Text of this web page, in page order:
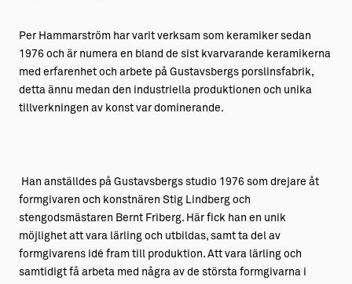
Per Hammarström har varit verksam som keramiker sedan
1976 och är numera en bland de sist kvarvarande keramikerna
med erfarenhet och arbete på Gustavsbergs porslinsfabrik,
detta ännu medan den industriella produktionen och unika
tillverkningen av konst var dominerande.
Han anställdes på Gustavsbergs studio 1976 som drejare åt
formgivaren och konstnären Stig Lindberg och
stengodsmästaren Bernt Friberg. Här fick han en unik
möjlighet att vara lärling och utbildas, samt ta del av
formgivarens idé fram till produktion. Att vara lärling och
samtidigt få arbeta med några av de största formgivarna i